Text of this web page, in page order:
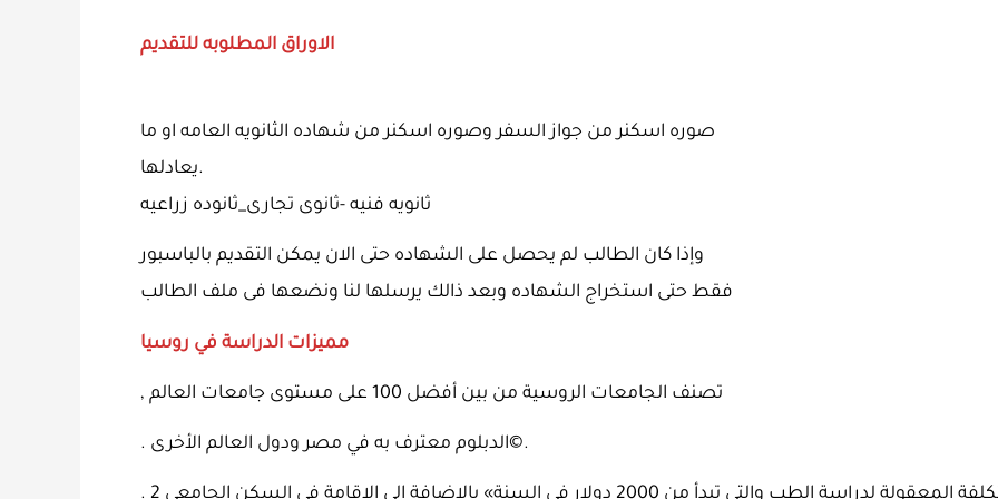
الاوراق المطلوبه للتقديم
صوره اسكنر من جواز السفر وصوره اسكنر من شهاده الثانويه العامه او ما
يعادلها.
ثانويه فنيه -ثانوى تجارى_ثانوده زراعيه
وإذا كان الطالب لم يحصل على الشهاده حتى الان يمكن التقديم بالباسبور
فقط حتى استخراج الشهاده وبعد ذالك يرسلها لنا ونضعها فى ملف الطالب
مميزات الدراسة في روسيا
, تصنف الجامعات الروسية من بين أفضل 100 على مستوى جامعات العالم
. الدبلوم معترف به في مصر ودول العالم الأخرى©.